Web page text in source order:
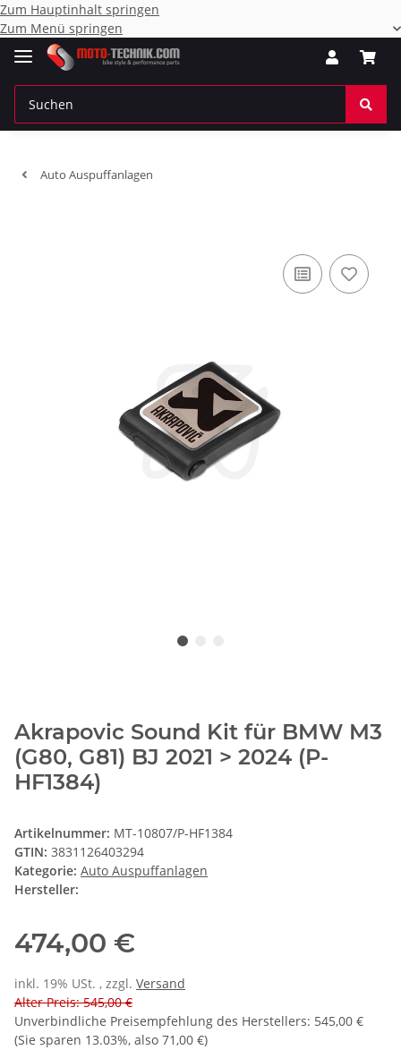
Zum Hauptinhalt springen
Zum Menü springen
Auto Auspuffanlagen
Akrapovic Sound Kit für BMW M3
(G80, G81) BJ 2021 > 2024 (P-
HF1384)
Artikelnummer: MT-10807/P-HF1384
GTIN: 3831126403294
Kategorie: Auto Auspuffanlagen
Hersteller:
474,00 €
inkl. 19% USt. , zzgl. Versand
Alter Preis: 545,00 €
Unverbindliche Preisempfehlung des Herstellers: 545,00 €
(Sie sparen 13.03%, also 71,00 €)